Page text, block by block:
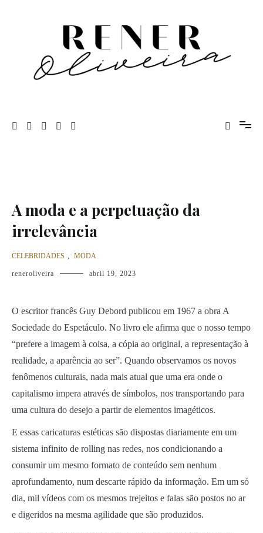
A moda e a perpetuação da
irrelevância
CELEBRIDADES , MODA
reneroliveira abril 19, 2023
O escritor francês Guy Debord publicou em 1967 a obra A
Sociedade do Espetáculo. No livro ele afirma que o nosso tempo
“prefere a imagem à coisa, a cópia ao original, a representação à
realidade, a aparência ao ser”. Quando observamos os novos
fenômenos culturais, nada mais atual que uma era onde o
capitalismo impera através de símbolos, nos transportando para
uma cultura do desejo a partir de elementos imagéticos.
E essas caricaturas estéticas são dispostas diariamente em um
sistema infinito de rolling nas redes, nos condicionando a
consumir um mesmo formato de conteúdo sem nenhum
aprofundamento, num descarte rápido da informação. Em um só
dia, mil vídeos com os mesmos trejeitos e falas são postos no ar
e digeridos na mesma agilidade que são produzidos.